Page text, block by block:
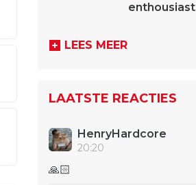
enthousiast
LEES MEER
LAATSTE REACTIES
HenryHardcore
20:20
🙏🏻